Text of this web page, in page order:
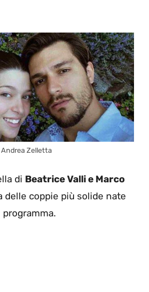
Zelletta
di Beatrice Valli e Marco
delle coppie più solide nate
programma.